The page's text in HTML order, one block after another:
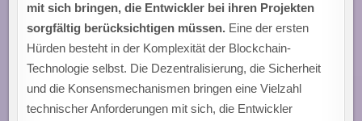
mit sich bringen, die Entwickler bei ihren Projekten
sorgfältig berücksichtigen müssen. Eine der ersten
Hürden besteht in der Komplexität der Blockchain-
Technologie selbst. Die Dezentralisierung, die Sicherheit
und die Konsensmechanismen bringen eine Vielzahl
technischer Anforderungen mit sich, die Entwickler